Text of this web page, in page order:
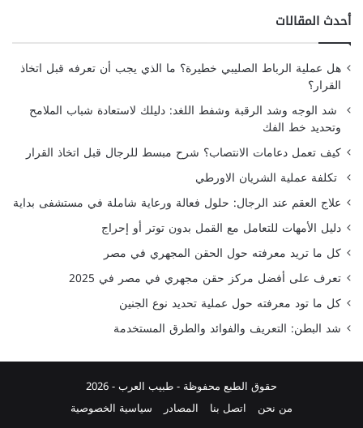
أحدث المقالات
هل عملية الرباط الصليبي خطيرة؟ ما الذي يجب أن تعرفه قبل اتخاذ
القرار؟
شد الوجه وشد الرقبة وشفط اللغد: دليلك لاستعادة شباب الملامح
وتحديد خط الفك
كيف تعمل دعامات الانتصاب؟ شرح مبسط للرجال قبل اتخاذ القرار
تكلفة عملية الشريان الاورطي
علاج العقم عند الرجال: حلول فعالة ورعاية شاملة في مستشفى بداية
دليل الأمهات للتعامل مع القمل بدون توتر أو إحراج
كل ما تريد معرفته حول الحقن المجهري في مصر
تعرف على أفضل مركز حقن مجهري في مصر في 2025
كل ما تود معرفته حول عملية تحديد نوع الجنين
شد البطن: التعريف والفوائد والطرق المستخدمة
حقوق الطبع محفوظة -طبيب العرب- 2026
من نحن
اتصل بنا المصادر سياسية الخصوصية